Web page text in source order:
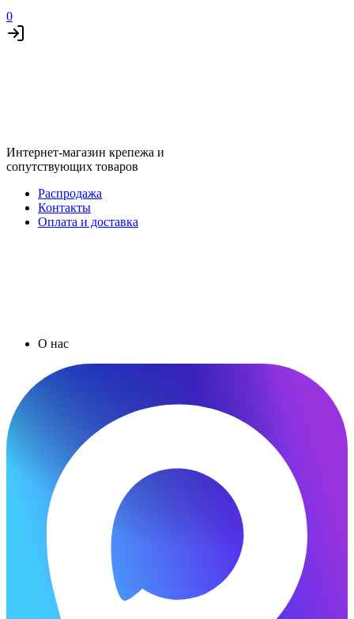
0
Интернет-магазин крепежа и
сопутствующих товаров
Распродажа
Контакты
Оплата и доставка
О нас